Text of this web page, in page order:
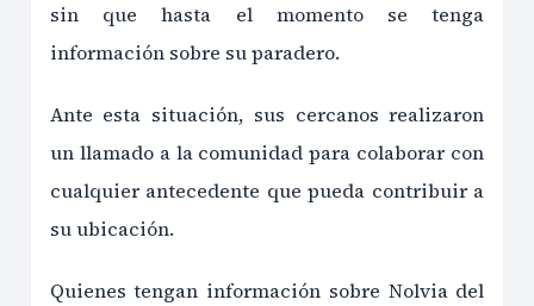
sin que hasta el momento se tenga
información sobre su paradero.
Ante esta situación, sus cercanos realizaron
un llamado a la comunidad para colaborar con
cualquier antecedente que pueda contribuir a
su ubicación.
Quienes tengan información sobre Nolvia del